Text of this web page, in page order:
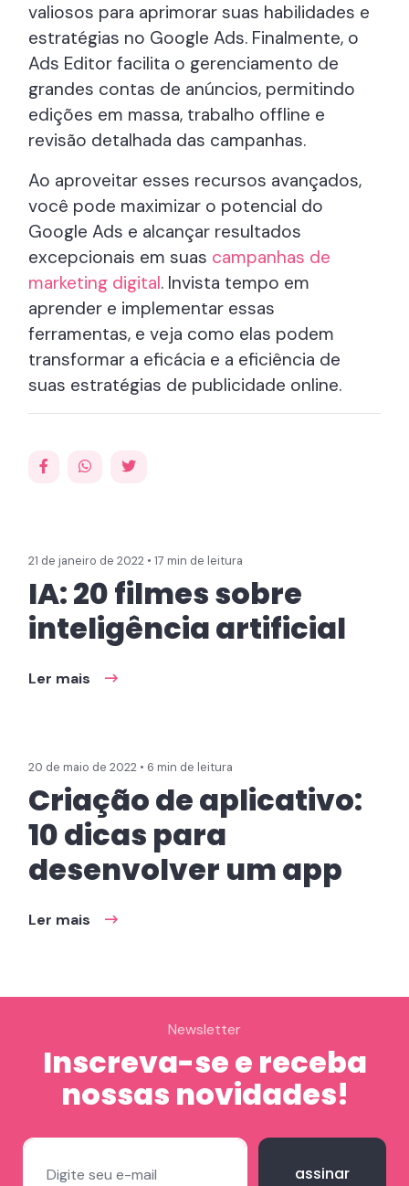
valiosos para aprimorar suas habilidades e
estratégias no Google Ads. Finalmente, o
Ads Editor facilita o gerenciamento de
grandes contas de anúncios, permitindo
edições em massa, trabalho offline e
revisão detalhada das campanhas.
Ao aproveitar esses recursos avançados,
você pode maximizar o potencial do
Google Ads e alcançar resultados
excepcionais em suas campanhas de
marketing digital. Invista tempo em
aprender e implementar essas
ferramentas, e veja como elas podem
transformar a eficácia e a eficiência de
suas estratégias de publicidade online.
21 de janeiro de 2022 • 17 min de leitura
IA: 20 filmes sobre
inteligência artificial
Ler mais
20 de maio de 2022 • 6 min de leitura
Criação de aplicativo:
10 dicas para
desenvolver um app
Ler mais
Newsletter
Inscreva-se e receba
nossas novidades!
assinar